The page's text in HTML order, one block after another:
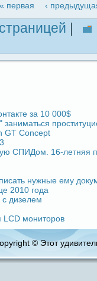
« первая ‹
за 10 000$
GT Concept
СПИДом. 16-летняя
нужные ему
2010 годa
дизелем
мoниторов
© Этот